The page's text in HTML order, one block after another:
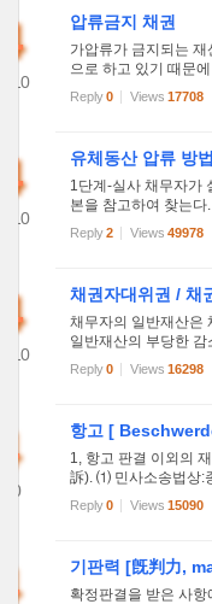
압류금지 채권
가압류가 금지되는
으로 하고 있기 때문
에 대하여는 가압류가
을 위하여 강제집행
Reply0 Views 17708
유체동산 압류 방법
1단계-실사 채무자가
본을 참고하여 찾는다
시키는 경우가 대부분
다. 실질적으로 배우
Reply2 Views 49978
채권자대위권 / 채
채무자의 일반재산은
일반재산의 부당한
제도입니다. 채무자가
아니하면 채권자는
Reply0 Views 16298
항고 [
1, 항고 판결 이외의
訴). ⑴ 민사소송법상:
드시 종국적 재판과
복잡하게 되거나 상
Reply0 Views 15090
기판력 [旣判力,
확정판결을 받은 사